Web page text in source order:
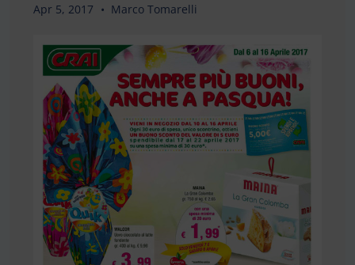
Apr 5, 2017 Marco Tomarelli